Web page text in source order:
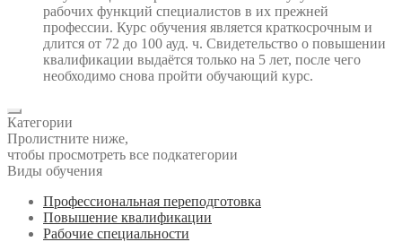
рабочих функций специалистов в их прежней
профессии. Курс обучения является краткосрочным и
длится от 72 до 100 ауд. ч. Свидетельство о повышении
квалификации выдаётся только на 5 лет, после чего
необходимо снова пройти обучающий курс.
Категории
Пролистните ниже,
чтобы просмотреть все подкатегории
Виды обучения
Профессиональная переподготовка
Повышение квалификации
Рабочие специальности